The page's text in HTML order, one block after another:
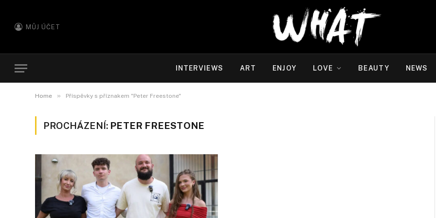
MŮJ ÚČET
INTERVIEWS ART ENJOY LOVE BEAUTY NEWS
Home » Příspěvky s příznakem "Peter Freestone"
PROCHÁZENÍ: PETER FREESTONE